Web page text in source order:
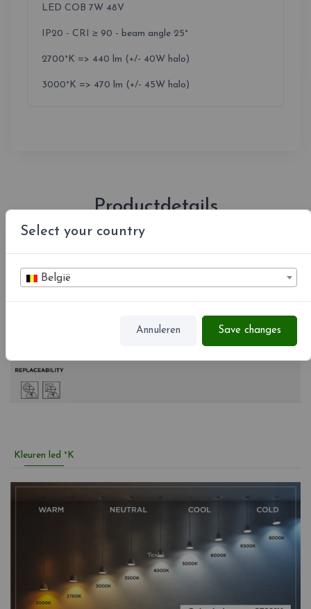
Select your country
België
Annuleren Save changes
LED COB 7W 48V
IP20 - CRI ≥ 90 - beam angle 25°
2700°K => 440 lm (+/- 40W halo)
3000°K => 470 lm (+/- 45W halo)
Productdetails
Kleuren led °K